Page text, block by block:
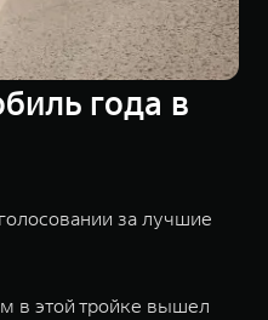
года в
за лучшие
в этой тройке вышел